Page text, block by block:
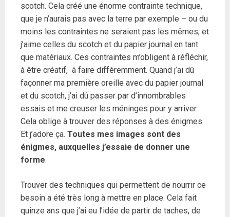
scotch. Cela créé une énorme contrainte technique,
que je n’aurais pas avec la terre par exemple – ou du
moins les contraintes ne seraient pas les mêmes, et
j’aime celles du scotch et du papier journal en tant
que matériaux. Ces contraintes m’obligent à réfléchir,
à être créatif, à faire différemment. Quand j’ai dû
façonner ma première oreille avec du papier journal
et du scotch, j’ai dû passer par d’innombrables
essais et me creuser les méninges pour y arriver.
Cela oblige à trouver des réponses à des énigmes.
Et j’adore ça. Toutes mes images sont des
énigmes, auxquelles j’essaie de donner une
forme.
Trouver des techniques qui permettent de nourrir ce
besoin a été très long à mettre en place. Cela fait
quinze ans que j’ai eu l’idée de partir de taches, de